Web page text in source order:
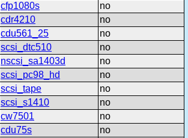
cfp1080s
no
cdr4210
no
cdu561_25
no
scsi_dtc510
no
nscsi_sa1403d
no
scsi_pc98_hd
no
scsi_tape
no
scsi_s1410
no
cw7501
no
cdu75s
no